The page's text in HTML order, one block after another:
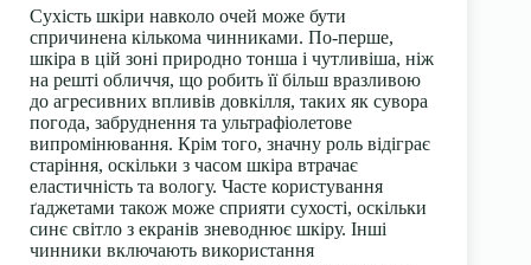
Сухість шкіри навколо очей може бути
спричинена кількома чинниками. По-перше,
шкіра в цій зоні природно тонша і чутливіша, ніж
на решті обличчя, що робить її більш вразливою
до агресивних впливів довкілля, таких як сувора
погода, забруднення та ультрафіолетове
випромінювання. Крім того, значну роль відіграє
старіння, оскільки з часом шкіра втрачає
еластичність та вологу. Часте користування
ґаджетами також може сприяти сухості, оскільки
синє світло з екранів зневоднює шкіру. Інші
чинники включають використання